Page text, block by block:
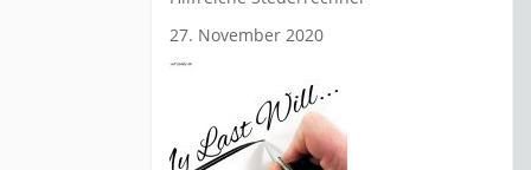
27. November 2020